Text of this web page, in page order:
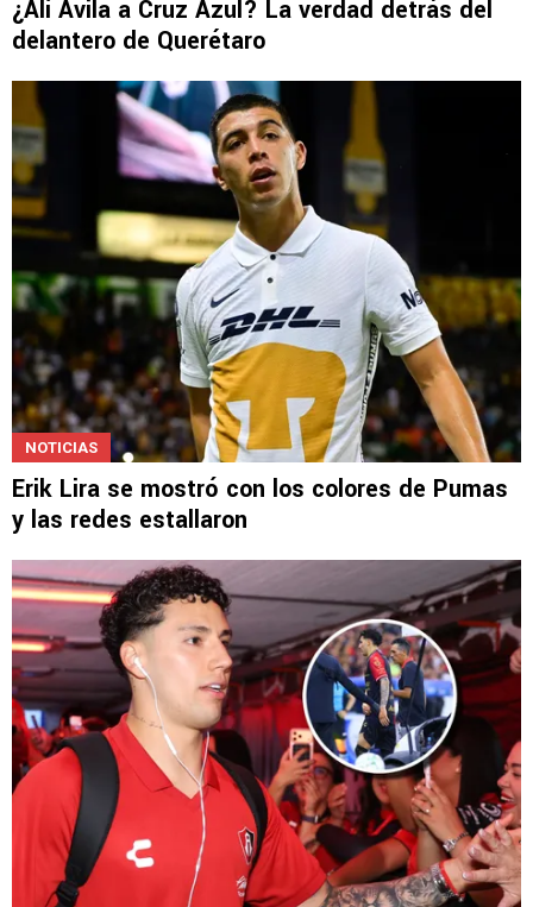
¿Alí Ávila a Cruz Azul? La verdad detrás del
delantero de Querétaro
NOTICIAS
Erik Lira se mostró con los colores de Pumas
y las redes estallaron